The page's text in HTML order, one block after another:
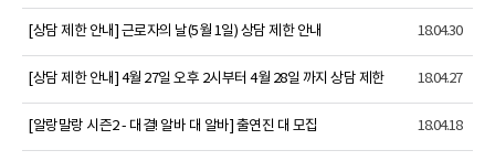
[상담 제한 안내] 근로자의 날(5월 1일) 상담 제한 안내 18.04.30
[상담 제한 안내] 4월 27일 오후 2시부터 4월 28일 까지 상담 제한 18.04.27
[알랑말랑 시즌2 - 대결! 알바 대 알바] 출연진 대 모집 18.04.18